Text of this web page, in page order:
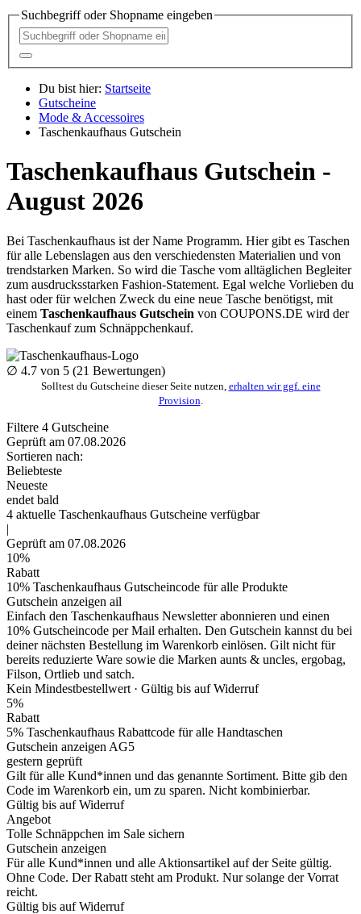
Suchbegriff oder Shopname eingeben
Du bist hier: Startseite
Gutscheine
Mode & Accessoires
Taschenkaufhaus Gutschein
Taschenkaufhaus Gutschein -
August 2026
Bei Taschenkaufhaus ist der Name Programm. Hier gibt es Taschen
für alle Lebenslagen aus den verschiedensten Materialien und von
trendstarken Marken. So wird die Tasche vom alltäglichen Begleiter
zum ausdrucksstarken Fashion-Statement. Egal welche Vorlieben du
hast oder für welchen Zweck du eine neue Tasche benötigst, mit
einem Taschenkaufhaus Gutschein von COUPONS.DE wird der
Taschenkauf zum Schnäppchenkauf.
∅ 4.7 von 5 (21 Bewertungen)
Solltest du Gutscheine dieser Seite nutzen, erhalten wir ggf. eine
Provision
Filtere 4 Gutscheine
Geprüft am 07.08.2026
Sortieren nach:
Beliebteste
Neueste
endet bald
4 aktuelle Taschenkaufhaus Gutscheine verfügbar
|
Geprüft am 07.08.2026
10%
Rabatt
10% Taschenkaufhaus Gutscheincode für alle Produkte
Gutschein anzeigen ail
Einfach den Taschenkaufhaus Newsletter abonnieren und einen
10% Gutscheincode per Mail erhalten. Den Gutschein kannst du bei
deiner nächsten Bestellung im Warenkorb einlösen. Gilt nicht für
bereits reduzierte Ware sowie die Marken aunts & uncles, ergobag,
Filson, Ortlieb und satch.
Kein Mindestbestellwert · Gültig bis auf Widerruf
5%
Rabatt
5% Taschenkaufhaus Rabattcode für alle Handtaschen
Gutschein anzeigen AG5
gestern geprüft
Gilt für alle Kund*innen und das genannte Sortiment. Bitte gib den
Code im Warenkorb ein, um zu sparen. Nicht kombinierbar.
Gültig bis auf Widerruf
Angebot
Tolle Schnäppchen im Sale sichern
Gutschein anzeigen
Für alle Kund*innen und alle Aktionsartikel auf der Seite gültig.
Ohne Code. Der Rabatt steht am Produkt. Nur solange der Vorrat
reicht.
Gültig bis auf Widerruf